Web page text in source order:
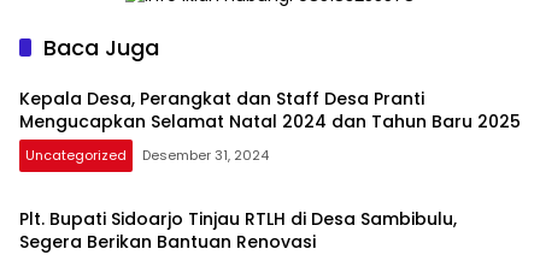
Baca Juga
Kepala Desa, Perangkat dan Staff Desa Pranti
Mengucapkan Selamat Natal 2024 dan Tahun Baru 2025
Uncategorized Desember 31, 2024
Plt. Bupati Sidoarjo Tinjau RTLH di Desa Sambibulu,
Segera Berikan Bantuan Renovasi